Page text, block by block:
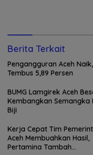
Berita Terkait
Pengangguran Aceh Naik,
Tembus 5,89 Persen
BUMG Lamgirek Aceh
Kembangkan Semangka
Biji
Kerja Cepat Tim
Aceh Membuahkan Hasil,
Pertamina Tambah